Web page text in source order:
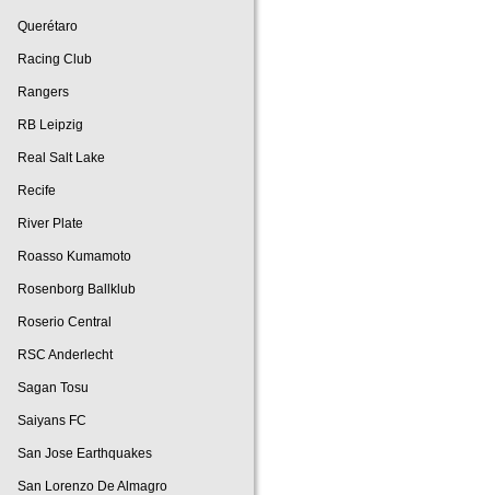
Querétaro
Racing Club
Rangers
RB Leipzig
Real Salt Lake
Recife
River Plate
Roasso Kumamoto
Rosenborg Ballklub
Roserio Central
RSC Anderlecht
Sagan Tosu
Saiyans FC
San Jose Earthquakes
San Lorenzo De Almagro